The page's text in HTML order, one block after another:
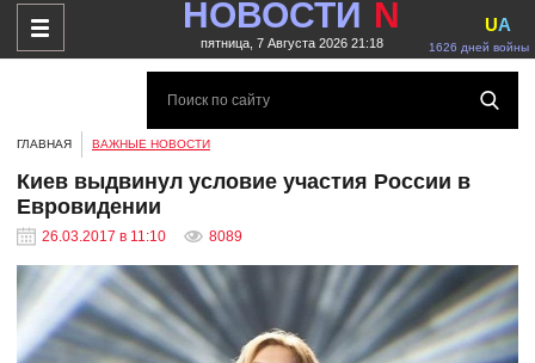
НОВОСТИ N
пятница, 7 Августа 2026 21:18 1626 дней войны
UA
ГЛАВНАЯ ВАЖНЫЕ НОВОСТИ
Киев выдвинул условие участия России в
Евровидении
26.03.2017 в 11:10 8089